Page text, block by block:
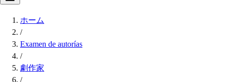
ホーム
/
Examen de autorías
/
劇作家
/